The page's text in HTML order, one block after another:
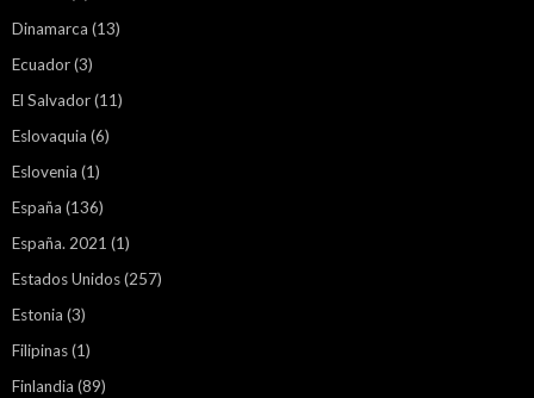
Dinamarca (13)
Ecuador(3)
El Salvador(11)
Eslovaquia (6)
Eslovenia (1)
España (136)
España. 2021 (1)
Estados Unidos(257)
Estonia (3)
Filipinas(1)
Finlandia (89)